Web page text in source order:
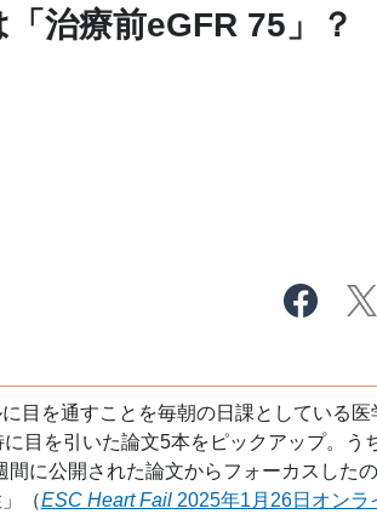
治療前eGFR 75」？
目を通すことを毎朝の日課としている医
目を引いた論文5本をピックアップ。う
に公開された論文からフォーカスした
（ESC Heart Fail2025年1月26日オンラ